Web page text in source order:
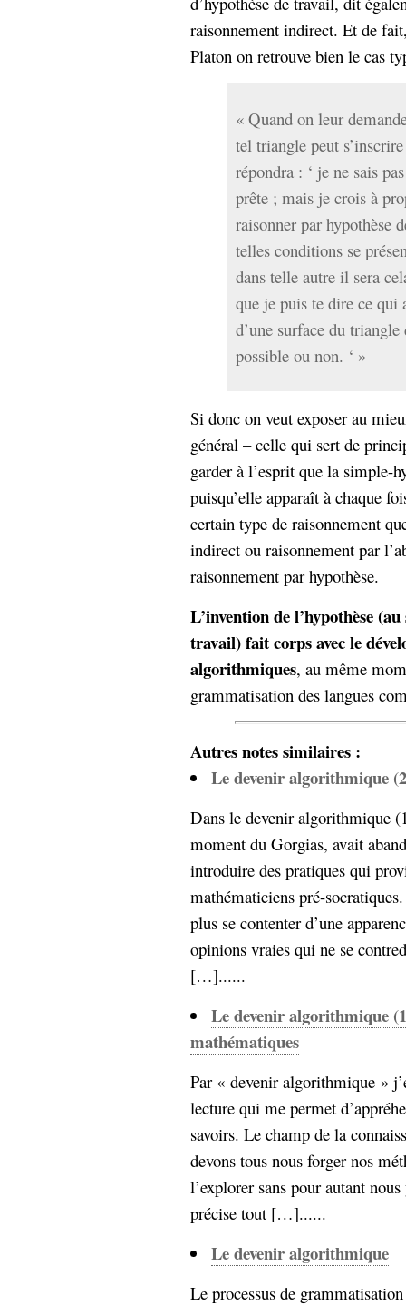
raisonnement indirect. Et de
Platon on retrouve bien le cas
« Quand on leur
tel triangle peut
répondra : ‘ je ne sais
prête ; mais je crois à
raisonner par hypothèse
telles conditions se
dans telle autre il sera
que je puis te dire ce qui
d’une surface du
possible ou non. ‘ »
Si donc on veut exposer au
général – celle qui sert de
garder à l’esprit que la simple-
puisqu’elle apparaît à chaque
certain type de raisonnement
indirect ou raisonnement par
raisonnement par hypothèse.
L’invention de l’hypothèse
travail) fait corps avec le
algorithmiques, au même
grammatisation des langues
Autres notes similaires :
Le devenir algorithmique
Dans le devenir algorithmique
moment du Gorgias, avait
introduire des pratiques qui
mathématiciens pré-
plus se contenter d’une
opinions vraies qui ne se
[…]......
Le devenir algorithmique
mathématiques
Par « devenir algorithmique »
lecture qui me permet
savoirs. Le champ de la
devons tous nous forger nos
l’explorer sans pour autant
précise tout […]......
Le devenir algorithmique
Le processus de